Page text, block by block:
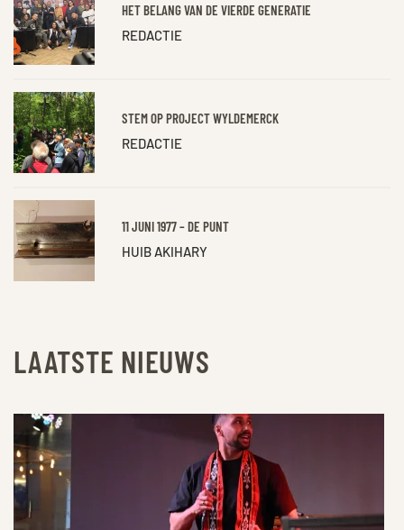
HET BELANG VAN DE VIERDE GENERATIE
REDACTIE
STEM OP PROJECT WYLDEMERCK
REDACTIE
11 JUNI 1977 – DE PUNT
HUIB AKIHARY
LAATSTE NIEUWS